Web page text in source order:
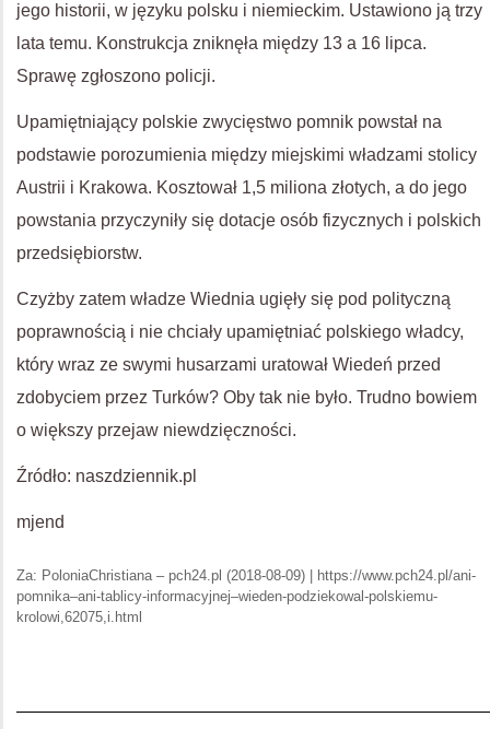
jego historii, w języku polsku i niemieckim. Ustawiono ją trzy
lata temu. Konstrukcja zniknęła między 13 a 16 lipca.
Sprawę zgłoszono policji.
Upamiętniający polskie zwycięstwo pomnik powstał na
podstawie porozumienia między miejskimi władzami stolicy
Austrii i Krakowa. Kosztował 1,5 miliona złotych, a do jego
powstania przyczyniły się dotacje osób fizycznych i polskich
przedsiębiorstw.
Czyżby zatem władze Wiednia ugięły się pod polityczną
poprawnością i nie chciały upamiętniać polskiego władcy,
który wraz ze swymi husarzami uratował Wiedeń przed
zdobyciem przez Turków? Oby tak nie było. Trudno bowiem
o większy przejaw niewdzięczności.
Źródło: naszdziennik.pl
mjend
Za: PoloniaChristiana – pch24.pl (2018-08-09) | https://www.pch24.pl/ani-
pomnika–ani-tablicy-informacyjnej–wieden-podziekowal-polskiemu-
krolowi,62075,i.html